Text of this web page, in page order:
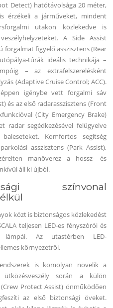
Detect) hatótávolsága 20 méter,
érzékeli a járműveket, mindent
utakon közlekedve is
A Side Assist
forgalmat figyelő asszisztens (Rear
túrák ideális technikája –
– az extrafelszerelésként
(Adaptive Cruise Control; ACC).
igénybe vett forgalmi sáv
és az első radarasszisztens (Front
(City Emergency Brake)
segédkezésével felügyelve
Komfortos segítség
asszisztens (Park Assist),
manőverez a hossz- és
áll ki újból.
színvonal
közt is biztonságos közlekedést
teljesen LED-es fényszórói és
lámpái. Az utastérben LED-
környezetről.
is komolyan növelik a
ütközésveszély során a külön
Protect Assist) önműködően
az első biztonsági öveket.